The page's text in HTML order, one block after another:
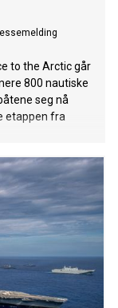
to the Arctic går
800 nautiske
seg nå
etappen fra